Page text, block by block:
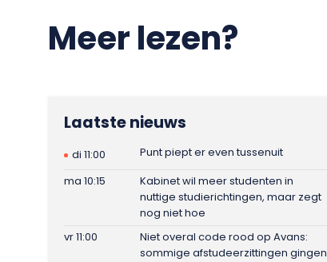
Meer lezen?
Laatste nieuws
di 11:00
Punt piept er even tussenuit
ma 10:15
Kabinet wil meer studenten in
nuttige studierichtingen, maar zegt
nog niet hoe
vr 11:00
Niet overal code rood op Avans:
sommige afstudeerzittingen gingen